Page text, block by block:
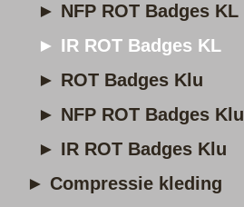
► NFP ROT Badges KL
► IR ROT Badges KL
► ROT Badges Klu
► NFP ROT Badges Klu
► IR ROT Badges Klu
► Compressie kleding